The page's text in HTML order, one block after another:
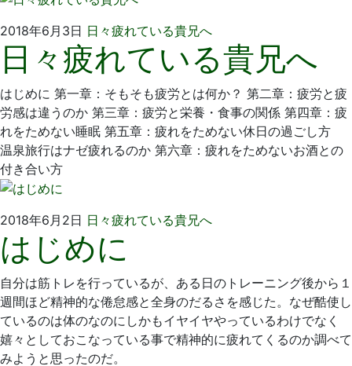
2018年6月3日 日々疲れている貴兄へ2018
年
6
月
3
日
い
そ
歯
科
医
院
日々疲れている貴兄へ
はじめに 第一章：そもそも疲労とは何か？ 第二章：疲労と疲
労感は違うのか 第三章：疲労と栄養・食事の関係 第四章：疲
れをためない睡眠 第五章：疲れをためない休日の過ごし方
温泉旅行はナゼ疲れるのか 第六章：疲れをためないお酒との
付き合い方
2018年6月2日 日々疲れている貴兄へ2018
月
2
日
い
科
医
院
はじめに
自分は筋トレを行っているが、ある日のトレーニング後から１
週間ほど精神的な倦怠感と全身のだるさを感じた。なぜ酷使し
ているのは体のなのにしかもイヤイヤやっているわけでなく
嬉々としておこなっている事で精神的に疲れてくるのか調べて
みようと思ったのだ。